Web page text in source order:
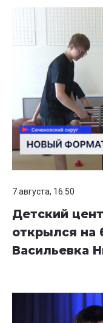
7 августа, 16:50
Детский
открылся на
Васильевка